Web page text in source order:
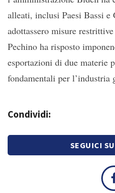
alleati, inclusi Paesi Bassi e
adottassero misure
Pechino ha risposto
esportazioni di due materie
fondamentali per l’industria
Condividi:
SEGUICI